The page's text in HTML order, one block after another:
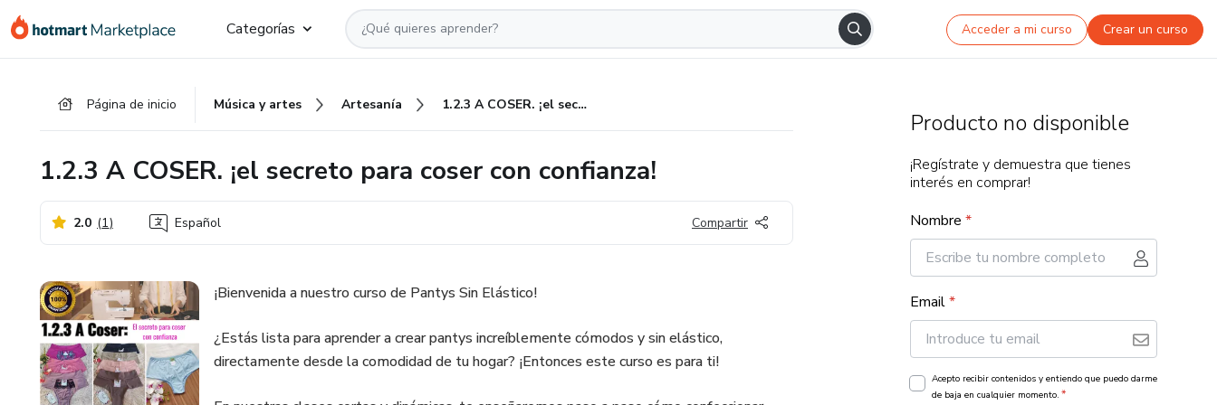
Categorías Acceder a mi curso Crear un curso
Página de inicio Música y artes Artesanía 1.2.3 A COSER. ¡el secreto para coser con confianza!
1.2.3 A COSER. ¡el secreto para coser con confianza!
2.0 (1) Español Compartir
¡Bienvenida a nuestro curso de Pantys Sin Elástico!
¿Estás lista para aprender a crear pantys increíblemente cómodos y sin elástico,
directamente desde la comodidad de tu hogar? ¡Entonces este curso es para ti!
Producto no disponible
¡Regístrate y demuestra que tienes
interés en comprar!
Nombre *
Email*
Acepto recibir contenidos y entiendo que puedo darme
de baja en cualquier momento. *